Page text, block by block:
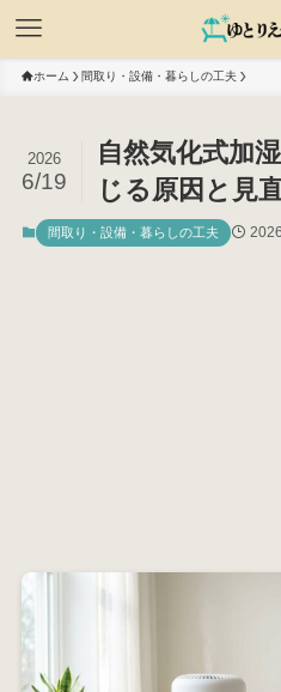
ホーム 間取り・設備・暮らしの工夫
自然気化式加
じる原因と見
2026
6/19
間取り・設備・暮らしの工夫